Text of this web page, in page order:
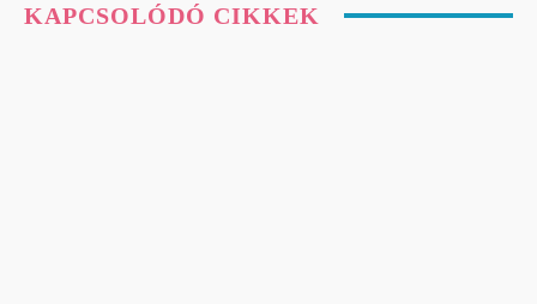
KAPCSOLÓDÓ CIKKEK